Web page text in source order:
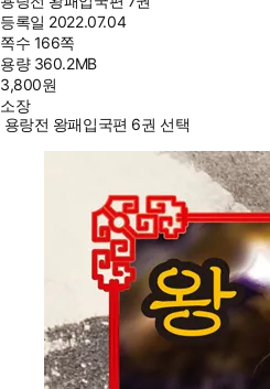
등록일 2022.07.04
쪽수 166쪽
용량 360.2MB
3,800원
소장
용랑전 왕패입국편 6권 선택